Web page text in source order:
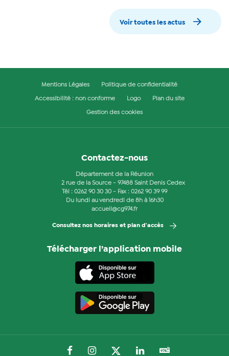
Voir toutes les actus
Mentions Légales Politique de confidentialité
Accessibilité : non conforme Logo Plan du site
Gestion des cookies
Contactez-nous
Département de la Réunion
2 rue de la Source - 97488 Saint Denis Cedex
Tél : 0262 90 30 30 - Fax : 0262 90 39 99
Du lundi au vendredi de 8h à 16h30
accueil@cg974.fr
Consultez nos horaires et plan d'accès
Télécharger l’application mobile